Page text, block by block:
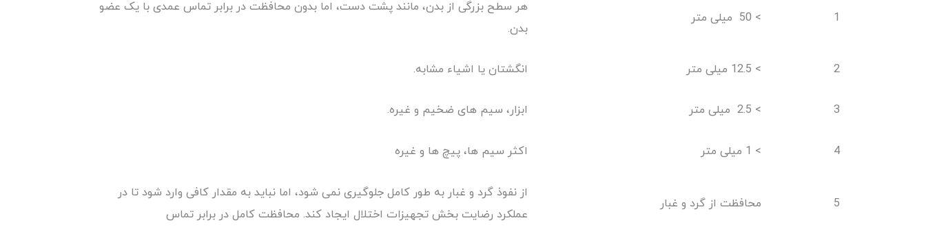
1 > 50 میلی متر
هر سطح بزرگی از بدن، مانند پشت دست، اما بدون محافظت در برابر تماس عمدی با یک عضو
بدن.
2 > 12.5 میلی متر انگشتان یا اشیاء مشابه.
3 > 2.5 میلی متر ابزار، سیم های ضخیم و غیره.
4 > 1 میلی متر اکثر سیم ها، پیچ ها و غیره
5 محافظت از گرد و غبار
از نفوذ گرد و غبار به طور کامل جلوگیری نمی شود، اما نباید به مقدار کافی وارد شود تا در
عملکرد رضایت بخش تجهیزات اختلال ایجاد کند. محافظت کامل در برابر تماس